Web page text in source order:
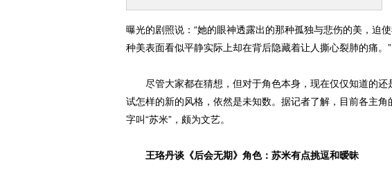
曝光的剧照说：“她的眼神透露出的那种孤独与悲伤的美，迫
种美表面看似平静实际上却在背后隐藏着让人撕心裂肺的痛。”
尽管大家都在猜想，但对于角色本身，现在仅仅知道的还
试怎样的新的风格，依然是未知数。据记者了解，目前各主
字叫“苏米”，颇为文艺。
王珞丹谈《后会无期》角色：苏米有点挑逗和暧昧